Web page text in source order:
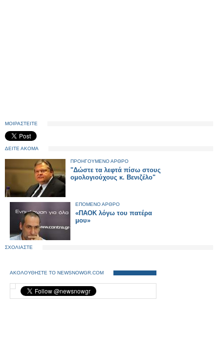
ΜΟΙΡΑΣΤΕΙΤΕ
ΔΕΙΤΕ ΑΚΟΜΑ
ΠΡΟΗΓΟΥΜΕΝΟ ΑΡΘΡΟ
"Δώστε τα λεφτά πίσω στους
ομολογιούχους κ. Βενιζέλο"
ΕΠΟΜΕΝΟ ΑΡΘΡΟ
«ΠΑΟΚ λόγω του πατέρα
μου»
ΣΧΟΛΙΑΣΤΕ
ΑΚΟΛΟΥΘΗΣΤΕ ΤΟ NEWSNOWGR.COM